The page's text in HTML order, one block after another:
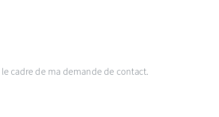
cadre de ma demande de contact.